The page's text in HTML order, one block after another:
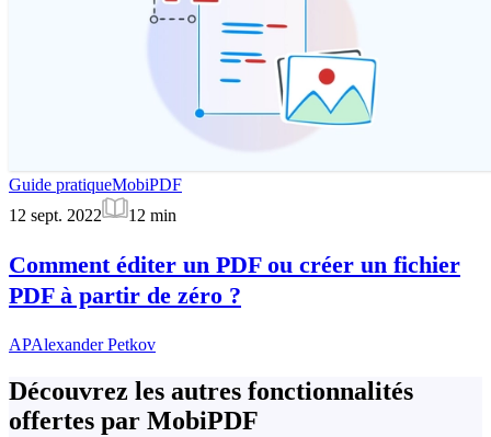
Guide pratiqueMobiPDF
12 sept. 2022
12 min
Comment éditer un PDF ou créer un fichier
PDF à partir de zéro ?
APAlexander Petkov
Découvrez les autres fonctionnalités
offertes par MobiPDF